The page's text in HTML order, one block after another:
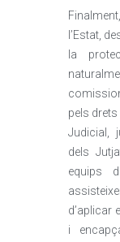
l’Estat,
la
pels
Judicial,
dels
equips
d’aplicar
i